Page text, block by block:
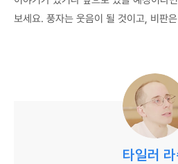
보세요. 풍자는 웃음이 될 것이고, 비판
타일러